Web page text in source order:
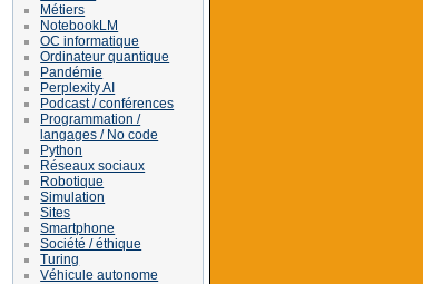
Métiers
NotebookLM
OC informatique
Ordinateur quantique
Pandémie
Perplexity AI
Podcast / conférences
Programmation /
langages / No code
Python
Réseaux sociaux
Robotique
Simulation
Sites
Smartphone
Société / éthique
Turing
Véhicule autonome